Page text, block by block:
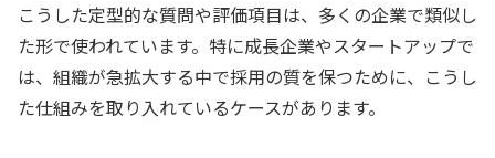
こうした定型的な質問や評価項目は、多くの企業で類似し
た形で使われています。特に成長企業やスタートアップで
は、組織が急拡大する中で採用の質を保つために、こうし
た仕組みを取り入れているケースがあります。